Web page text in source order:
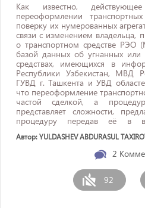
Как известно,
переоформлении
поверку их нумерованных
связи с изменением владельца,
о транспортном средстве
базой данных об угнанных или
средствах, имеющихся в
Республики Узбекистан, МВД
ГУВД г. Ташкента и УВД
что переоформление
частой сделкой, а
представляет сложности,
процедуру передав её в
Автор: YULDASHEV ABDURASUL
2
92